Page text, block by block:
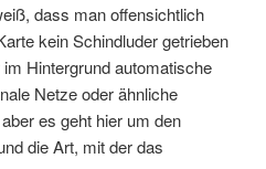
dass man offensichtlich
kein Schindluder getrieben
Hintergrund automatische
Netze oder ähnliche
es geht hier um den
die Art, mit der das